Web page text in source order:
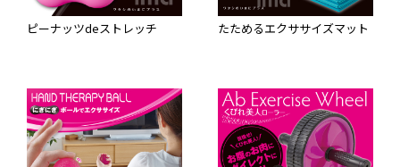
ピーナッツdeストレッチ たためるエクササイズマット